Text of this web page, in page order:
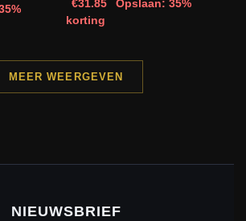
€31.85
Opslaan: 35%
korting
MEER WEERGEVEN
NIEUWSBRIEF